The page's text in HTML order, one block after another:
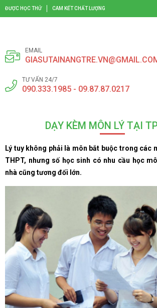
ĐƯỢC HỌC THỬ CAM KẾT CHẤT LƯỢNG
EMAIL
TƯ VẤN 24/7
090.333.1985 - 09.87.87.0217
DẠY KÈM MÔN LÝ TẠI
Lý tuy không phải là môn bắt buộc trong các
THPT, nhưng số học sinh có nhu cầu học
nhà cũng tương đối lớn.